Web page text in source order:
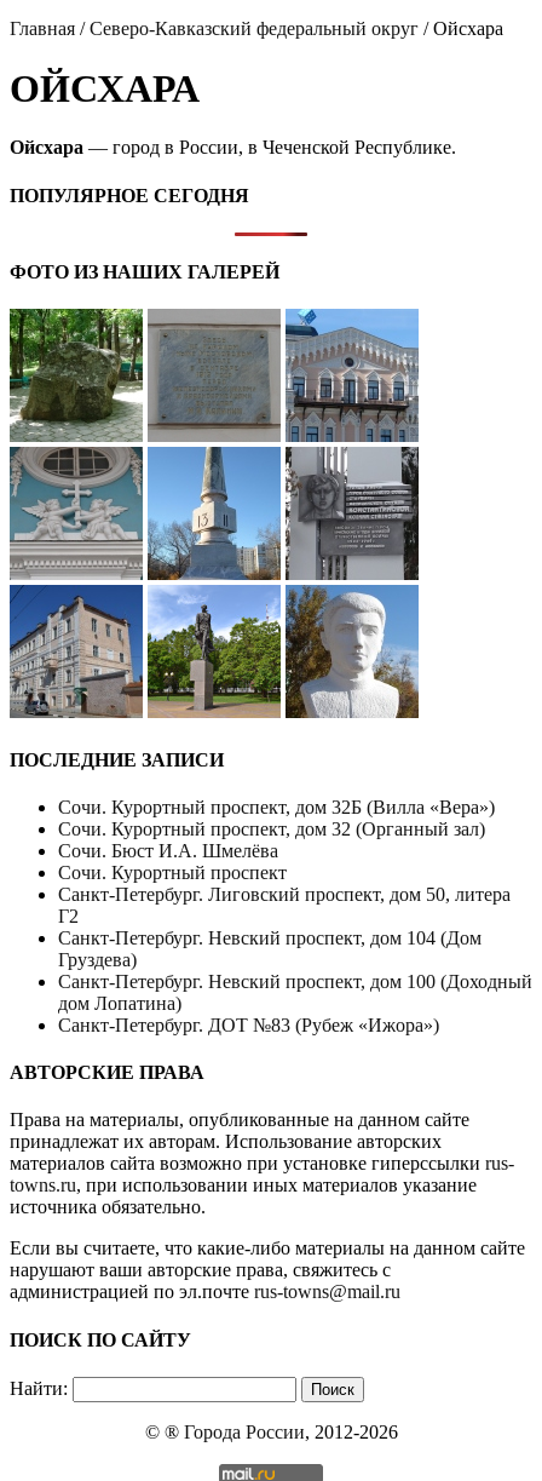
Главная /Северо-Кавказский федеральный округ / Ойсхара
ОЙСХАРА
Ойсхара — город в России, в Чеченской Республике.
ПОПУЛЯРНОЕ СЕГОДНЯ
ФОТО ИЗ НАШИХ ГАЛЕРЕЙ
ПОСЛЕДНИЕ ЗАПИСИ
Сочи. Курортный проспект, дом 32Б (Вилла «Вера»)
Сочи. Курортный проспект, дом 32 (Органный зал)
Сочи. Бюст И.А. Шмелёва
Сочи. Курортный проспект
Санкт-Петербург. Лиговский проспект, дом 50, литера
Г2
Санкт-Петербург. Невский проспект, дом 104 (Дом
Груздева)
Санкт-Петербург. Невский проспект, дом 100 (Доходный
дом Лопатина)
Санкт-Петербург. ДОТ №83 (Рубеж «Ижора»)
АВТОРСКИЕ ПРАВА
Права на материалы, опубликованные на данном сайте
принадлежат их авторам. Использование авторских
материалов сайта возможно при установке гиперссылки rus-
towns.ru, при использовании иных материалов указание
источника обязательно.
Если вы считаете, что какие-либо материалы на данном сайте
нарушают ваши авторские права, свяжитесь с
администрацией по эл.почте rus-towns@mail.ru
ПОИСК ПО САЙТУ
Найти:
© ® Города России, 2012-2026